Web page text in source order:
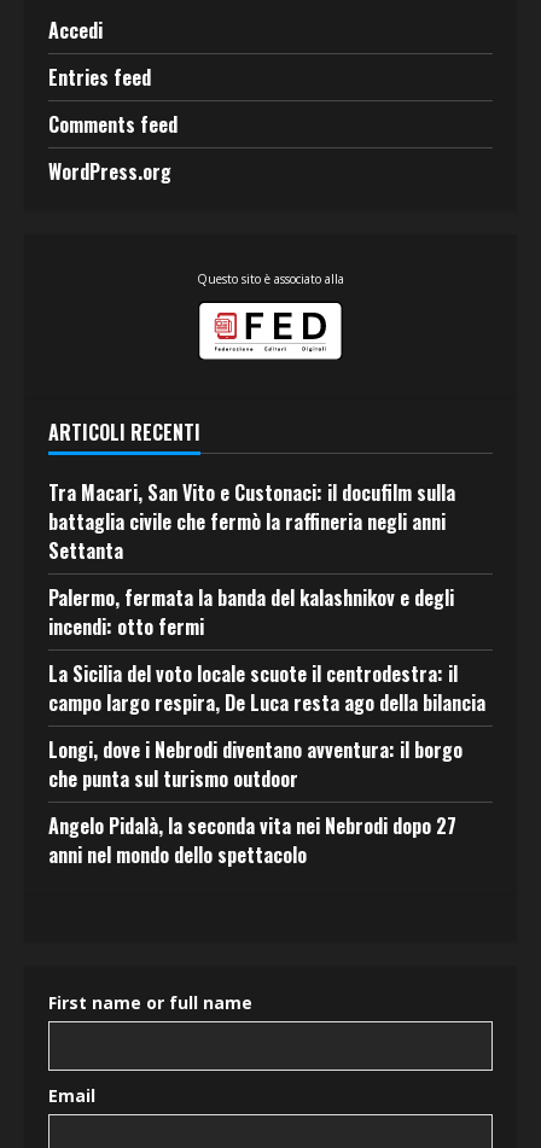
Accedi
Entries feed
Comments feed
WordPress.org
Questo sito è associato alla
ARTICOLI RECENTI
Tra Macari, San Vito e Custonaci: il docufilm sulla
battaglia civile che fermò la raffineria negli anni
Settanta
Palermo, fermata la banda del kalashnikov e degli
incendi: otto fermi
La Sicilia del voto locale scuote il centrodestra: il
campo largo respira, De Luca resta ago della bilancia
Longi, dove i Nebrodi diventano avventura: il borgo
che punta sul turismo outdoor
Angelo Pidalà, la seconda vita nei Nebrodi dopo 27
anni nel mondo dello spettacolo
First name or full name
Email